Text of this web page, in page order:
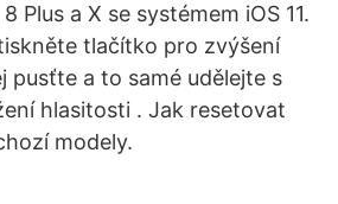
Plus a X se systémem iOS 11.
tlačítko pro zvýšení
pusťte a to samé udělejte s
hlasitosti . Jak resetovat
modely.